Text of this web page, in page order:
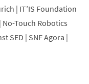
| IT’IS Foundation
Touch Robotics
SED | SNF Agora |